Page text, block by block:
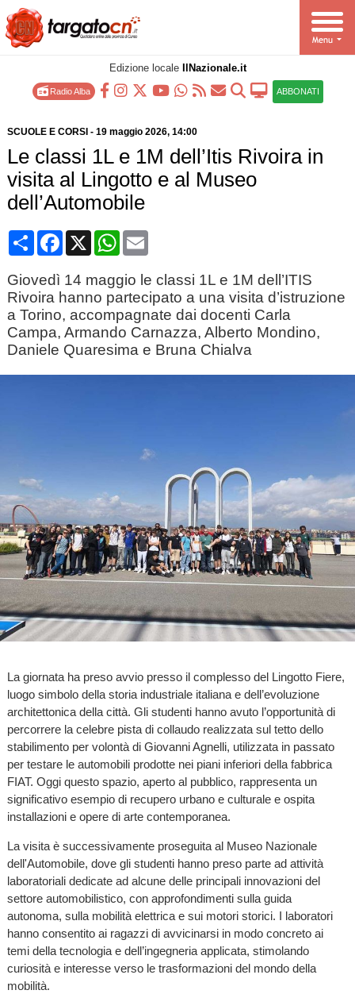
Edizione locale IlNazionale.it
Radio Alba ABBONATI
SCUOLE E CORSI - 19 maggio 2026, 14:00
Le classi 1L e 1M dell’Itis Rivoira in
visita al Lingotto e al Museo
dell’Automobile
CondividiFacebook
X WhatsApp
Email
Giovedì 14 maggio le classi 1L e 1M dell’ITIS
Rivoira hanno partecipato a una visita d’istruzione
a Torino, accompagnate dai docenti Carla
Campa, Armando Carnazza, Alberto Mondino,
Daniele Quaresima e Bruna Chialva
La giornata ha preso avvio presso il complesso del Lingotto Fiere,
luogo simbolo della storia industriale italiana e dell’evoluzione
architettonica della città. Gli studenti hanno avuto l’opportunità di
percorrere la celebre pista di collaudo realizzata sul tetto dello
stabilimento per volontà di Giovanni Agnelli, utilizzata in passato
per testare le automobili prodotte nei piani inferiori della fabbrica
FIAT. Oggi questo spazio, aperto al pubblico, rappresenta un
significativo esempio di recupero urbano e culturale e ospita
installazioni e opere di arte contemporanea.
La visita è successivamente proseguita al Museo Nazionale
dell'Automobile, dove gli studenti hanno preso parte ad attività
laboratoriali dedicate ad alcune delle principali innovazioni del
settore automobilistico, con approfondimenti sulla guida
autonoma, sulla mobilità elettrica e sui motori storici. I laboratori
hanno consentito ai ragazzi di avvicinarsi in modo concreto ai
temi della tecnologia e dell’ingegneria applicata, stimolando
curiosità e interesse verso le trasformazioni del mondo della
mobilità.